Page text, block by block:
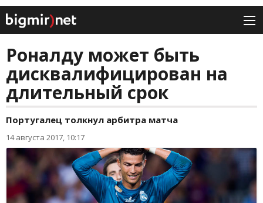
Роналду может быть
дисквалифицирован на
длительный срок
Португалец толкнул арбитра матча
14 августа 2017, 10:17